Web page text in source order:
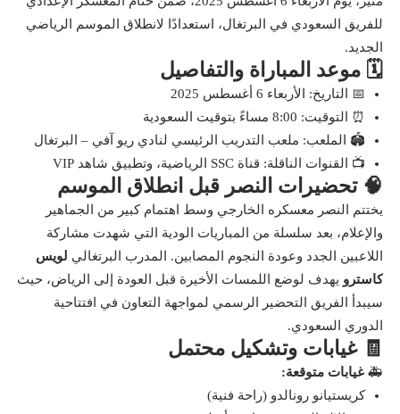
للفريق السعودي في البرتغال، استعدادًا لانطلاق الموسم الرياضي
الجديد.
🗓️ موعد المباراة والتفاصيل
📅 التاريخ: الأربعاء 6 أغسطس 2025
⏰ التوقيت: 8:00 مساءً بتوقيت السعودية
🏟️ الملعب: ملعب التدريب الرئيسي لنادي ريو آفي – البرتغال
📺 القنوات الناقلة: قناة SSC الرياضية، وتطبيق شاهد VIP
🧠 تحضيرات النصر قبل انطلاق الموسم
يختتم النصر معسكره الخارجي وسط اهتمام كبير من الجماهير
والإعلام، بعد سلسلة من المباريات الودية التي شهدت مشاركة
اللاعبين الجدد وعودة النجوم المصابين. المدرب البرتغالي لويس
كاسترو يهدف لوضع اللمسات الأخيرة قبل العودة إلى الرياض، حيث
سيبدأ الفريق التحضير الرسمي لمواجهة التعاون في افتتاحية
الدوري السعودي.
🧾 غيابات وتشكيل محتمل
🚑 غيابات متوقعة:
كريستيانو رونالدو (راحة فنية)